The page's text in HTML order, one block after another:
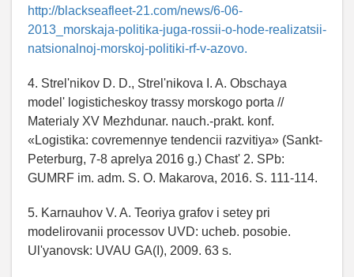
http://blackseafleet-21.com/news/6-06-
2013_morskaja-politika-juga-rossii-o-hode-realizatsii-
natsionalnoj-morskoj-politiki-rf-v-azovo.
4. Strel'nikov D. D., Strel'nikova I. A. Obschaya
model' logisticheskoy trassy morskogo porta //
Materialy XV Mezhdunar. nauch.-prakt. konf.
«Logistika: covremennye tendencii razvitiya» (Sankt-
Peterburg, 7-8 aprelya 2016 g.) Chast' 2. SPb:
GUMRF im. adm. S. O. Makarova, 2016. S. 111-114.
5. Karnauhov V. A. Teoriya grafov i setey pri
modelirovanii processov UVD: ucheb. posobie.
Ul'yanovsk: UVAU GA(I), 2009. 63 s.